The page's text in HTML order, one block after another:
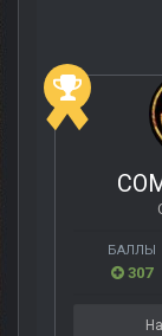
БАЛЛЫ
307